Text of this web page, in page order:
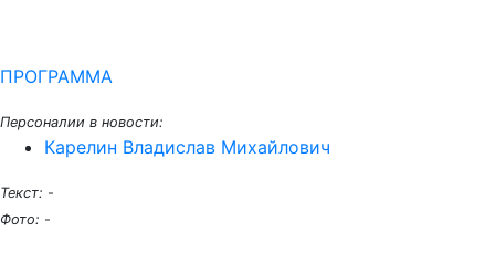
ПРОГРАММА
Персоналии в новости:
Карелин Владислав Михайлович
Текст: -
Фото: -